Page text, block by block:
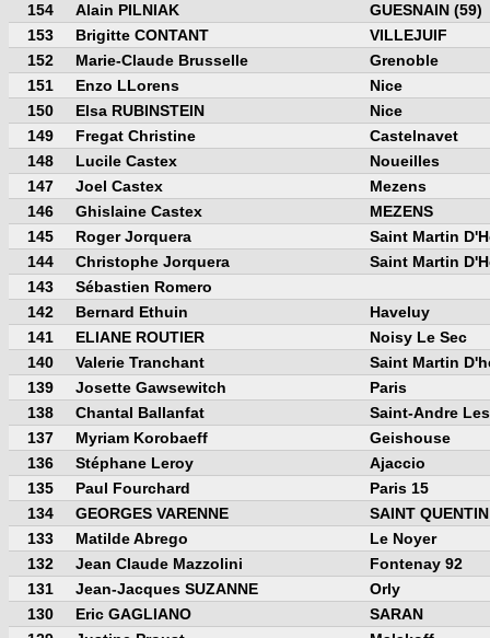
154
Alain PILNIAK
GUESNAIN (59)
153
Brigitte CONTANT
VILLEJUIF
152
Marie-Claude Brusselle
Grenoble
151
Enzo LLorens
Nice
150
Elsa RUBINSTEIN
Nice
149
Fregat Christine
Castelnavet
148
Lucile Castex
Noueilles
147
Joel Castex
Mezens
146
Ghislaine Castex
MEZENS
145
Roger Jorquera
Saint Martin
144
Christophe Jorquera
Saint Martin
143
Sébastien Romero
142
Bernard Ethuin
Haveluy
141
ELIANE ROUTIER
Noisy Le Sec
140
Valerie Tranchant
Saint Martin
139
Josette Gawsewitch
Paris
138
Chantal Ballanfat
Saint-Andre
137
Myriam Korobaeff
Geishouse
136
Stéphane Leroy
Ajaccio
135
Paul Fourchard
Paris 15
134
GEORGES VARENNE
SAINT QUENTIN
133
Matilde Abrego
Le Noyer
132
Jean Claude Mazzolini
Fontenay 92
131
Jean-Jacques SUZANNE
Orly
130
Eric GAGLIANO
SARAN